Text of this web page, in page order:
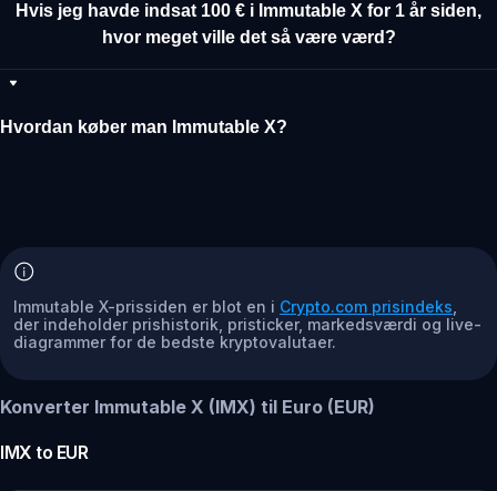
Hvis jeg havde indsat 100 € i Immutable X for 1 år siden,
hvor meget ville det så være værd?
Hvordan køber man Immutable X?
Immutable X-prissiden er blot en i Crypto.com prisindeks
der indeholder prishistorik, pristicker, markedsværdi og live-
diagrammer for de bedste kryptovalutaer.
Konverter Immutable X (IMX) til Euro (EUR)
IMX to EUR